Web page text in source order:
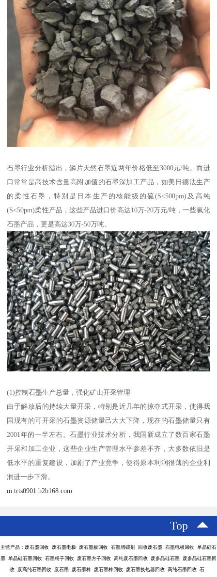
石墨行业分析指出，鳞片天然石墨近两年价格低至3000元/吨。而进
口常常是高技术含量高附加值的石墨深加工产品，如美日德法生产
的柔性石墨，特别是日本生产的核能级的硫(S<500pm)及高纯
(S<50pm)柔性产品，这些产品进口价高达10万-20万元/吨，一些氟化
石墨产品，更是高达30万-50万吨。
(1)控制石墨生产总量，强化矿山开采管理
由于解放后的持续大量开采，特别是近几年的掠夺式开采，使得我
国现有的可开采的石墨资源储量己大大下降，现在的石墨储量只有
2001年的一半左右。石墨行业技术分析，我国新成立了数百家石墨
开采和加工企业，这些企业生产管理水平参差不齐，大多数依旧是
低水平的重复建设，加剧了产业竟争，使得原本利润很薄的企业利
润进一步下滑。
m.trts0901.b2b168.com
Top
主营产品：废石墨回收 废石墨电极 废石墨板回收 石墨增碳剂 回收废石墨 石墨电极回收 单晶硅石
墨 单晶硅石墨回收 石墨粉子回收 废石墨方子回收 高纯废石墨回收 废多晶硅石墨 废多晶硅石墨回
收 废高纯石墨回收 废石墨 废石墨棒 废石墨棒回收 废石墨换热器回收 高纯石墨回收 石